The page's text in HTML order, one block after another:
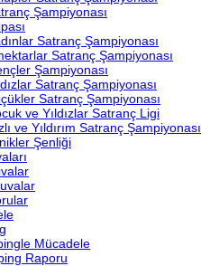
Şampiyonası
Satranç Şampiyonası
Satranç Şampiyonası
Şampiyonası
Satranç Şampiyonası
Satranç Şampiyonası
ve Yıldızlar Satranç Ligi
ve Yıldırım Satranç Şampiyonası
Şenliği
Mücadele
Raporu